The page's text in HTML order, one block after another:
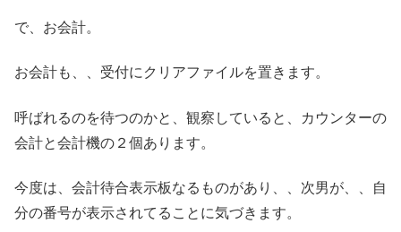
で、お会計。
お会計も、、受付にクリアファイルを置きます。
呼ばれるのを待つのかと、観察していると、カウンターの
会計と会計機の２個あります。
今度は、会計待合表示板なるものがあり、、次男が、、自
分の番号が表示されてることに気づきます。